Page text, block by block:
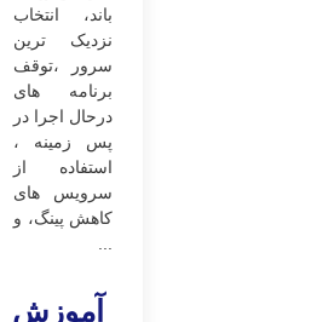
باند، انتخاب
نزدیک ‌ترین
سرور ،توقف
برنامه ‌های
درحال اجرا در
پس‌ زمینه ،
استفاده از
سرویس‌ های
کاهش پینگ، و
آموزش